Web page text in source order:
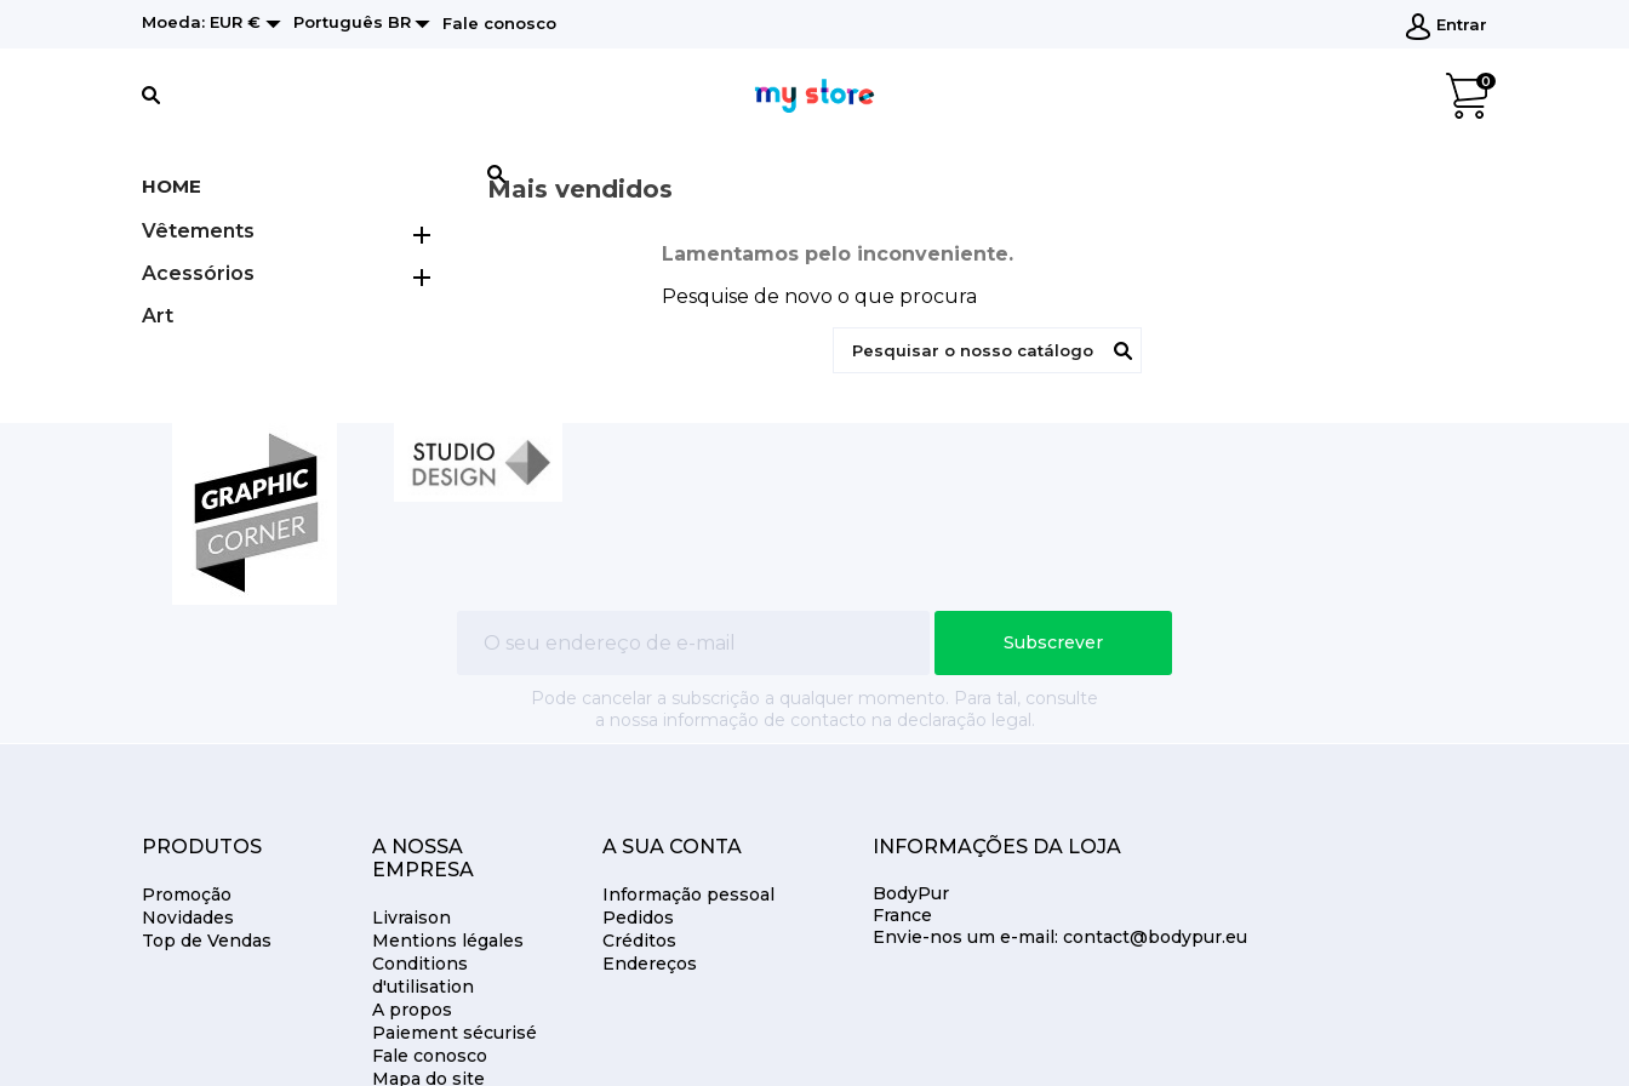
Moeda: EUR € Português BR Fale conosco Entrar
0
HOME
Vêtements

Acessórios 
Art
Mais vendidos
Lamentamos pelo inconveniente.
Pesquise de novo o que procura
Pode cancelar a subscrição a qualquer momento. Para tal, consulte
a nossa informação de contacto na declaração legal.
PRODUTOS
Promoção
Novidades
Top de Vendas
A NOSSA
EMPRESA
Livraison
Mentions légales
Conditions
d'utilisation
A propos
Paiement sécurisé
Fale conosco
Mapa do site
A SUA CONTA
Informação pessoal
Pedidos
Créditos
Endereços
INFORMAÇÕES DA LOJA
BodyPur
France
Envie-nos um e-mail: contact@bodypur.eu